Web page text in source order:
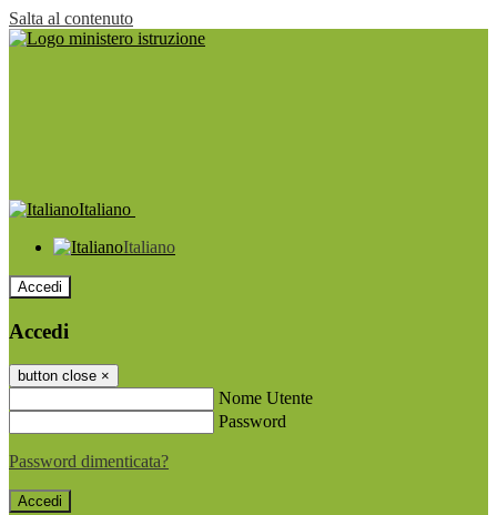
Salta al contenuto
Italiano
Italiano
Accedi
Accedi
button close ×
Nome Utente
Password
Password dimenticata?